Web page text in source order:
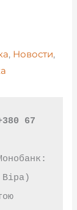
, Новости,
67